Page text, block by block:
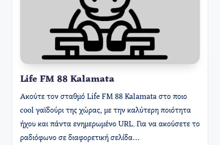
Life FM 88 Kalamata
Ακούτε τον σταθμό Life FM 88 Kalamata στο ποιο
cool γαϊδούρι της χώρας, με την καλύτερη ποιότητα
ήχου και πάντα ενημερωμένο URL. Για να ακούσετε το
ραδιόφωνο σε διαφορετική σελίδα…